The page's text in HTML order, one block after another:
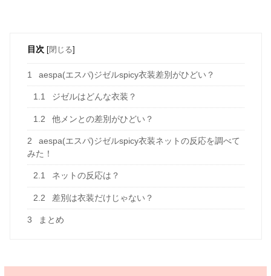
目次 [閉じる]
1 aespa(エスパ)ジゼルspicy衣装差別がひどい？
1.1 ジゼルはどんな衣装？
1.2 他メンとの差別がひどい？
2
aespa(エスパ)ジゼルspicy衣装ネットの反応を調べて
みた！
2.1 ネットの反応は？
2.2 差別は衣装だけじゃない？
3 まとめ